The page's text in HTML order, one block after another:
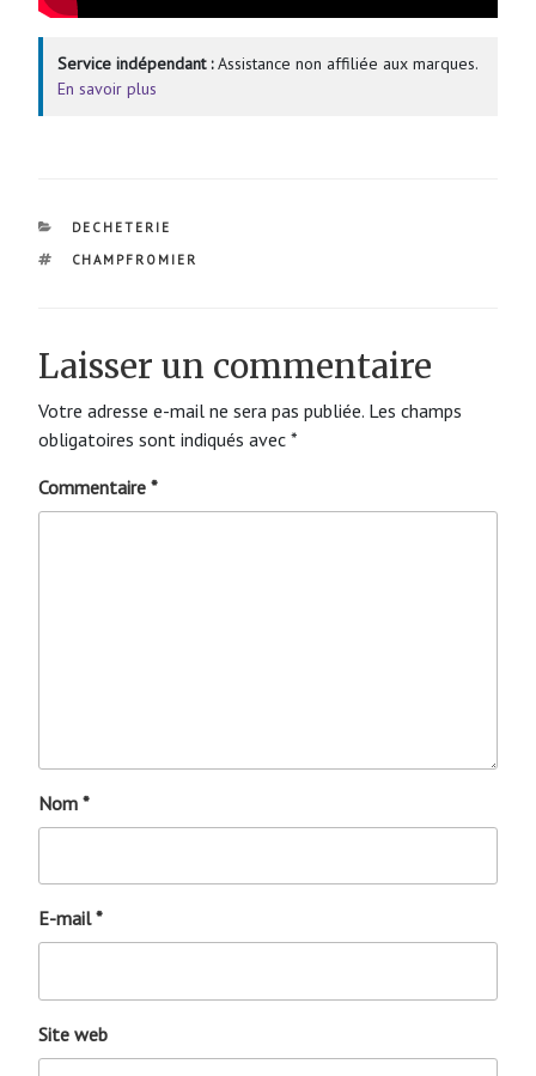
Service indépendant :Assistance non affiliée aux marques.
En savoir plus
CATÉGORIES
DECHETERIE
ÉTIQUETTES
CHAMPFROMIER
Laisser un commentaire
Votre adresse e-mail ne sera pas publiée. Les champs
obligatoires sont indiqués avec *
Commentaire *
Nom *
E-mail*
Site web